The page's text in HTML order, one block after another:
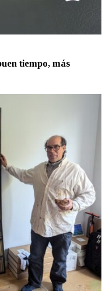
tiempo, más